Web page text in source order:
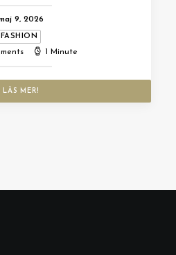
9, 2026
FASHION
1 Minute
LÄS MER!